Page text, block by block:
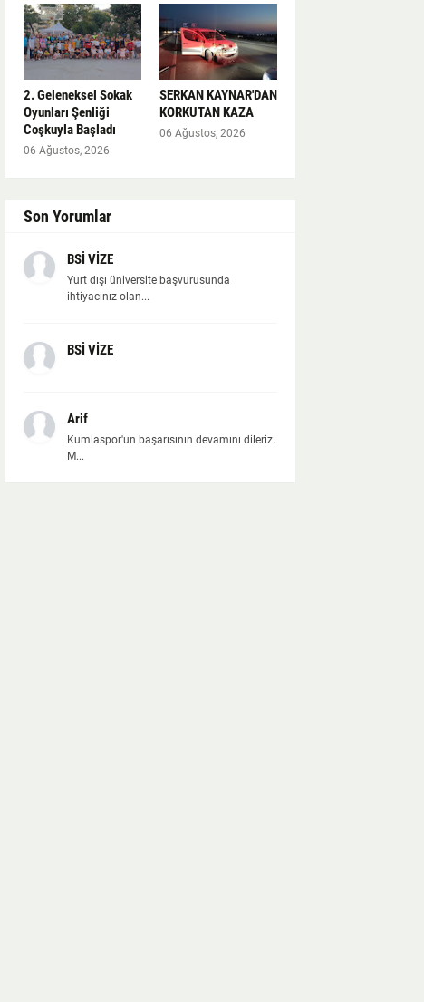
2. Geleneksel Sokak
Oyunları Şenliği
Coşkuyla Başladı
06 Ağustos, 2026
SERKAN KAYNAR'DAN
KORKUTAN KAZA
06 Ağustos, 2026
Son Yorumlar
BSİ VİZE
Yurt dışı üniversite başvurusunda
ihtiyacınız olan...
BSİ VİZE
Arif
Kumlaspor'un başarısının devamını dileriz.
M...